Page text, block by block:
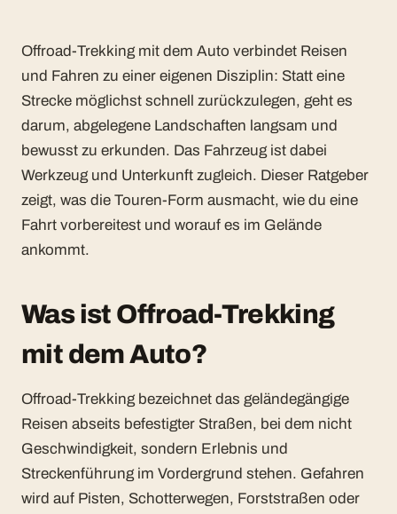
Offroad-Trekking mit dem Auto verbindet Reisen
und Fahren zu einer eigenen Disziplin: Statt eine
Strecke möglichst schnell zurückzulegen, geht es
darum, abgelegene Landschaften langsam und
bewusst zu erkunden. Das Fahrzeug ist dabei
Werkzeug und Unterkunft zugleich. Dieser Ratgeber
zeigt, was die Touren-Form ausmacht, wie du eine
Fahrt vorbereitest und worauf es im Gelände
ankommt.
Was ist Offroad-Trekking
mit dem Auto?
Offroad-Trekking bezeichnet das geländegängige
Reisen abseits befestigter Straßen, bei dem nicht
Geschwindigkeit, sondern Erlebnis und
Streckenführung im Vordergrund stehen. Gefahren
wird auf Pisten, Schotterwegen, Forststraßen oder